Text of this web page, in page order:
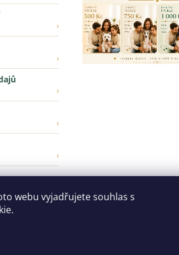
webu vyjadřujete souhlas s
›
›
›
›
›